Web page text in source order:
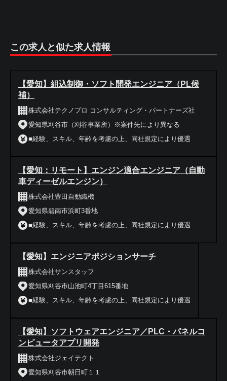
この求人と似た求人情報
【愛知】組込制御・ソフト開発エンジニア（PL候
補）
株式会社テクノプロ コンサルティング・パートナーズ社
愛知県刈谷市（刈谷事業所）※案件先により異なる
■経験、スキル、年齢を考慮の上、同社規定により優遇
【愛知：リモート】エンジン適合エンジニア（自動
車ディーゼルエンジン）
株式会社豊田自動織機
愛知県碧南市浜町3番地
■経験、スキル、年齢を考慮の上、同社規定により優遇
【愛知】エンジニアポジションサーチ
株式会社サンスタッフ
愛知県刈谷市山池町4丁目615番地
■経験、スキル、年齢を考慮の上、同社規定により優遇
【愛知】ソフトウェアエンジニア／PLC・パネルコ
ンピュータアプリ開発
株式会社ジェイテクト
愛知県刈谷市朝日町１１